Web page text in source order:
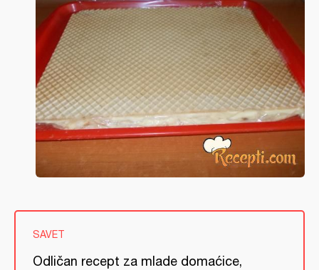
SAVET
Odličan recept za mlade domaćice,